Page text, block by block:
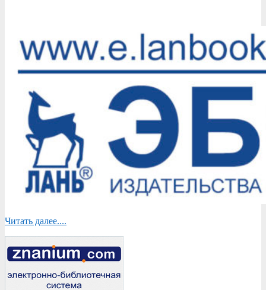
Читать далее....